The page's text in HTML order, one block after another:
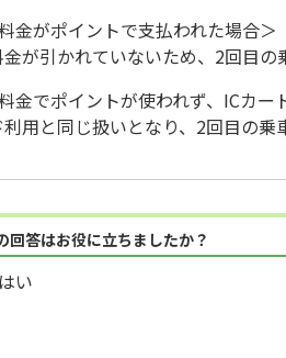
金がポイントで支払われた場合＞
が引かれていないため、2回目
金でポイントが使われず、ICカ
用と同じ扱いとなり、2回目の乗
回答はお役に立ちましたか？
はい